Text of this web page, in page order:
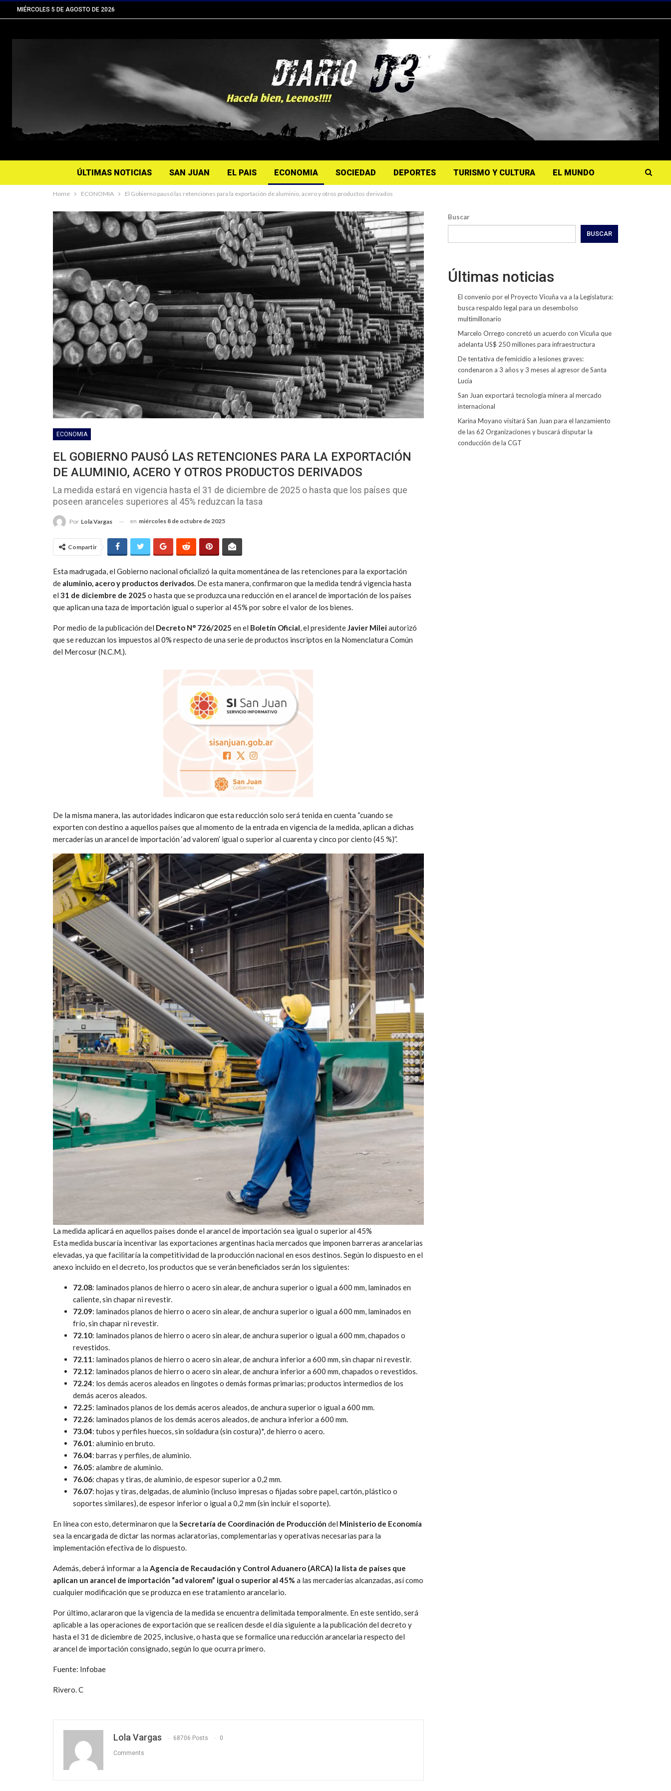
MIÉRCOLES 5 DE AGOSTO DE 2026
ÚLTIMAS NOTICIAS SAN JUAN EL PAIS ECONOMIA SOCIEDAD DEPORTES TURISMO Y CULTURA EL MUNDO
Home ECONOMIA El Gobierno pausó las retenciones para la exportación de aluminio, acero y otros productos derivados
ECONOMIA
EL GOBIERNO PAUSÓ LAS RETENCIONES PARA LA EXPORTACIÓN
DE ALUMINIO, ACERO Y OTROS PRODUCTOS DERIVADOS
La medida estará en vigencia hasta el 31 de diciembre de 2025 o hasta que los países que
poseen aranceles superiores al 45% reduzcan la tasa
Por Lola Vargas en miércoles 8 de octubre de 2025
Compartir
Esta madrugada, el Gobierno nacional oficializó la quita momentánea de las retenciones para la exportación
de aluminio, acero y productos derivados. De esta manera, confirmaron que la medida tendrá vigencia hasta
el 31 de diciembre de 2025 o hasta que se produzca una reducción en el arancel de importación de los países
que aplican una taza de importación igual o superior al 45% por sobre el valor de los bienes.
Por medio de la publicación del Decreto N° 726/2025 en el Boletín Oficial, el presidenteJavier Mileiautorizó
que se reduzcan los impuestos al 0% respecto de una serie de productos inscriptos en la Nomenclatura Común
del Mercosur (N.C.M.).
De la misma manera, las autoridades indicaron que esta reducción solo será tenida en cuenta “cuando se
exporten con destino a aquellos países que al momento de la entrada en vigencia de la medida, aplican a dichas
mercaderías un arancel de importación ‘ad valorem’ igual o superior al cuarenta y cinco por ciento (45 %)”.
La medida aplicará en aquellos países donde el arancel de importación sea igual o superior al 45%
Esta medida buscaría incentivar las exportaciones argentinas hacia mercados que imponen barreras arancelarias
elevadas, ya que facilitaría la competitividad de la producción nacional en esos destinos. Según lo dispuesto en el
anexo incluido en el decreto, los productos que se verán beneficiados serán los siguientes:
72.08: laminados planos de hierro o acero sin alear, de anchura superior o igual a 600 mm, laminados en
caliente, sin chapar ni revestir.
72.09: laminados planos de hierro o acero sin alear, de anchura superior o igual a 600 mm, laminados en
frío, sin chapar ni revestir.
72.10: laminados planos de hierro o acero sin alear, de anchura superior o igual a 600 mm, chapados o
revestidos.
72.11: laminados planos de hierro o acero sin alear, de anchura inferior a 600 mm, sin chapar ni revestir.
72.12: laminados planos de hierro o acero sin alear, de anchura inferior a 600 mm, chapados o revestidos.
72.24: los demás aceros aleados en lingotes o demás formas primarias; productos intermedios de los
demás aceros aleados.
72.25: laminados planos de los demás aceros aleados, de anchura superior o igual a 600 mm.
72.26: laminados planos de los demás aceros aleados, de anchura inferior a 600 mm.
73.04: tubos y perfiles huecos, sin soldadura (sin costura)*, de hierro o acero.
76.01: aluminio en bruto.
76.04: barras y perfiles, de aluminio.
76.05: alambre de aluminio.
76.06: chapas y tiras, de aluminio, de espesor superior a 0,2 mm.
76.07: hojas y tiras, delgadas, de aluminio (incluso impresas o fijadas sobre papel, cartón, plástico o
soportes similares), de espesor inferior o igual a 0,2 mm (sin incluir el soporte).
En línea con esto, determinaron que la Secretaría de Coordinación de Producción del Ministerio de Economía
sea la encargada de dictar las normas aclaratorias, complementarias y operativas necesarias para la
implementación efectiva de lo dispuesto.
Además, deberá informar a la Agencia de Recaudación y Control Aduanero (ARCA) la lista de países que
aplican un arancel de importación “ad valorem” igual o superior al 45% a las mercaderías alcanzadas, así como
cualquier modificación que se produzca en ese tratamiento arancelario.
Por último, aclararon que la vigencia de la medida se encuentra delimitada temporalmente. En este sentido, será
aplicable a las operaciones de exportación que se realicen desde el día siguiente a la publicación del decreto y
hasta el 31 de diciembre de 2025, inclusive, o hasta que se formalice una reducción arancelaria respecto del
arancel de importación consignado, según lo que ocurra primero.
Fuente: Infobae
Rivero. C
Lola Vargas 68706 Posts 0
Comments
Buscar
BUSCAR
Últimas noticias
El convenio por el Proyecto Vicuña va a la Legislatura:
busca respaldo legal para un desembolso
multimillonario
Marcelo Orrego concretó un acuerdo con Vicuña que
adelanta US$ 250 millones para infraestructura
De tentativa de femicidio a lesiones graves:
condenaron a 3 años y 3 meses al agresor de Santa
Lucía
San Juan exportará tecnología minera al mercado
internacional
Karina Moyano visitará San Juan para el lanzamiento
de las 62 Organizaciones y buscará disputar la
conducción de la CGT